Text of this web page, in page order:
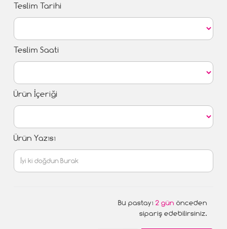
Teslim Tarihi
Teslim Saati
Ürün İçeriği
Ürün Yazısı
Bu pastayı 2 gün önceden
sipariş edebilirsiniz.